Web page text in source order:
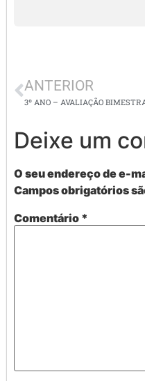
ANTERIOR
Deixe um
O seu endereço de e-
Campos obrigatórios
Comentário *